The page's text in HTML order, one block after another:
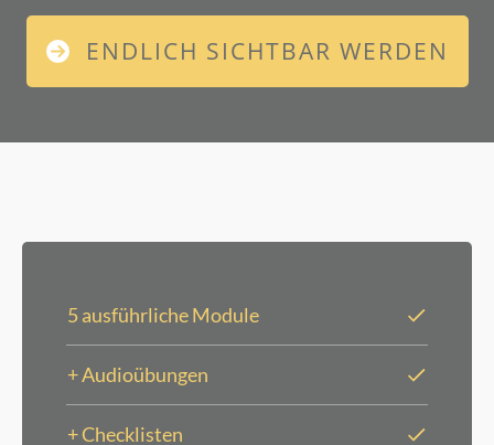
ENDLICH SICHTBAR WERDEN
5 ausführliche Module
+ Audioübungen
+ Checklisten